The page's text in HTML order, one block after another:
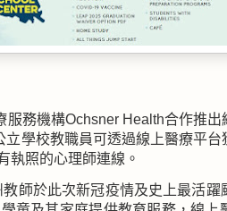
服務機構Ochsner Health合作推出
立學校教職員可透過線上醫療平台
執照的心理師連線。
師於此次新冠疫情及史上最活躍